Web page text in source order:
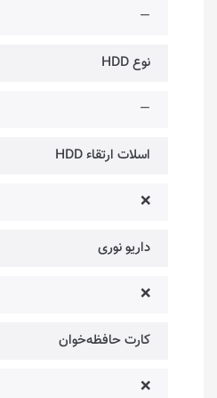
—
نوع HDD
—
اسلات ارتقاء HDD
❌
داریو نوری
❌
کارت حافظه‌خوان
❌